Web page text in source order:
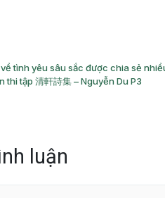
tình yêu sâu sắc được chia sẻ
thi tập 清軒詩集 – Nguyễn Du P3
luận